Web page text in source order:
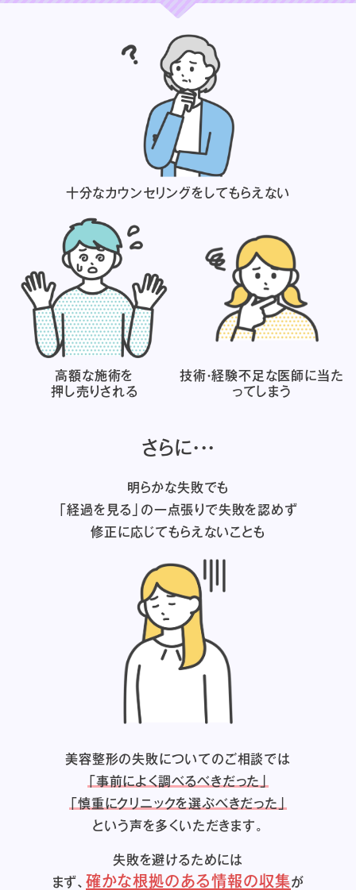
十分なカウンセリングをしてもらえない
高額な施術を
押し売りされる
技術・経験不足な医師に当た
ってしまう
さらに・・・
明らかな失敗でも
「経過を見る」の一点張りで失敗を認めず
修正に応じてもらえないことも
美容整形の失敗についてのご相談では
「事前によく調べるべきだった」
「慎重にクリニックを選ぶべきだった」
という声を多くいただきます。
失敗を避けるためには
まず、確かな根拠のある情報の収集が